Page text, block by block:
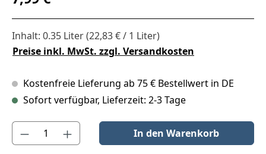
Inhalt: 0.35 Liter(22,83 € / 1 Liter)
Preise inkl. MwSt. zzgl. Versandkosten
Kostenfreie Lieferung ab 75 € Bestellwert in DE
Sofort verfügbar, Lieferzeit: 2-3 Tage
Produkt Anzahl: Gib den gewünschten Wert ein oder benutze
In den Warenkorb